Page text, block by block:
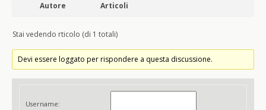
Autore Articoli
Stai vedendo rticolo (di 1 totali)
Devi essere loggato per rispondere a questa discussione.
Username: